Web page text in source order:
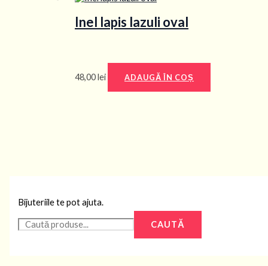
Bijuteriile te pot ajuta.
CAUTĂ
Inel lapis lazuli oval
48,00lei ADAUGĂ ÎN COȘ